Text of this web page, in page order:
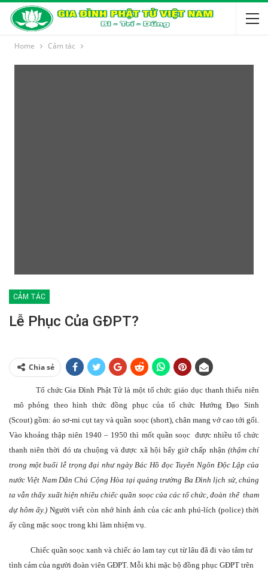
Home Cảm tác
CẢM TÁC
Lễ Phục Của GĐPT?
Chia sẻ
Tổ chức Gia Đình Phật Tử là một tổ chức giáo dục thanh thiếu niên
mô phỏng theo hình thức đồng phục của tổ chức Hướng Đạo Sinh
(Scout) gồm: áo sơ-mi cụt tay và quần soọc (short), chân mang vớ cao tới gối.
Vào khoảng thập niên 1940 – 1950 thì mốt quần soọc được nhiều tổ chức
thanh niên thời đó ưa chuộng và được xã hội bấy giờ chấp nhận (thậm chí
trong một buổi lễ trọng đại như ngày Bác Hồ đọc Tuyên Ngôn Độc Lập của
nước Việt Nam Dân Chủ Cộng Hòa tại quảng trường Ba Đình lịch sử, chúng
ta vẫn thấy xuất hiện nhiều chiếc quần soọc của các tổ chức, đoàn thể tham
dự hôm ấy.)Người viết còn nhớ hình ảnh của các anh phú-lích (police) thời
ấy cũng mặc soọc trong khi làm nhiệm vụ.
Chiếc quần soọc xanh và chiếc áo lam tay cụt từ lâu đã đi vào tâm tư
tình cảm của người đoàn viên GĐPT. Mỗi khi mặc bộ đồng phục GĐPT trên